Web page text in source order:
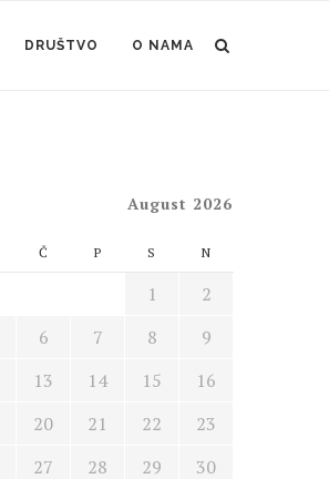
DRUŠTVO O NAMA
August 2026
Č P S N
1
2
6 7 8
9
13 14 15
16
20 21 22
23
27 28 29
30